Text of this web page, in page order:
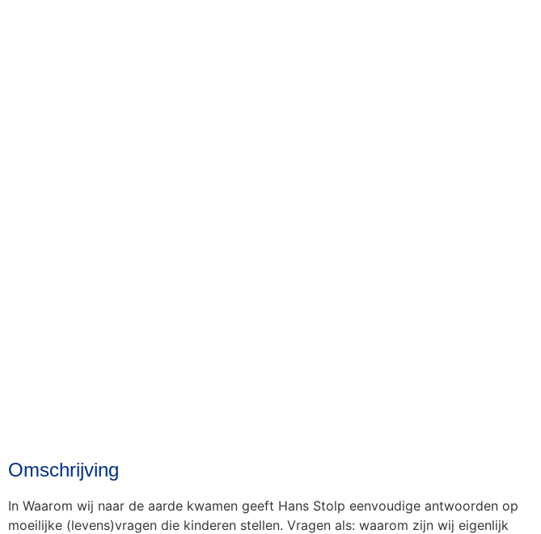
Omschrijving
In Waarom wij naar de aarde kwamen geeft Hans Stolp eenvoudige antwoorden op
moeilijke (levens)vragen die kinderen stellen. Vragen als: waarom zijn wij eigenlijk